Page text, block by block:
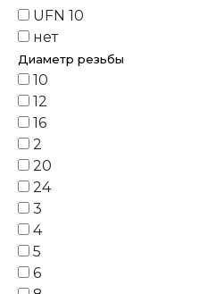
UFN 10
нет
Диаметр резьбы
10
12
16
2
20
24
3
4
5
6